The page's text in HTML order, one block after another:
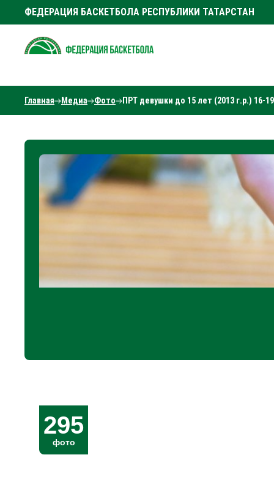
ФЕДЕРАЦИЯ БАСКЕТБОЛА РЕСПУБЛИКИ ТАТАРСТАН
Главная Медиа Фото ПРТ девушки до 15 лет (2013 г.р.) 16-
295
фото